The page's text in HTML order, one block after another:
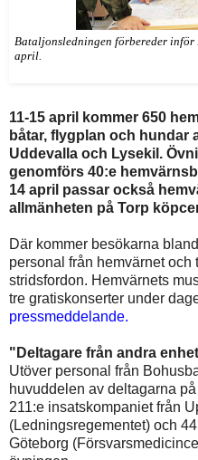
Bataljonsledningen förbereder inför
april.
11-15 april kommer 650
båtar, flygplan och hundar
Uddevalla och Lysekil.
genomförs 40:e
14 april passar också
allmänheten på Torp
Där kommer besökarna
personal från hemvärnet och
stridsfordon. Hemvärnets
tre gratiskonserter under
pressmeddelande.
"Deltagare från andra
Utöver personal från
huvuddelen av deltagarna
211:e insatskompaniet från
(Ledningsregementet) och
Göteborg